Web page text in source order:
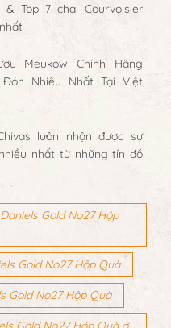
& Top 7 chai Courvoisier
Meukow Chính Hãng
Nhiều Nhất Tại Việt
luôn nhận được sự
nhất từ những tín đồ
Gold No27 Hộp
Gold No27 Hộp Quà
Gold No27 Hộp Quà